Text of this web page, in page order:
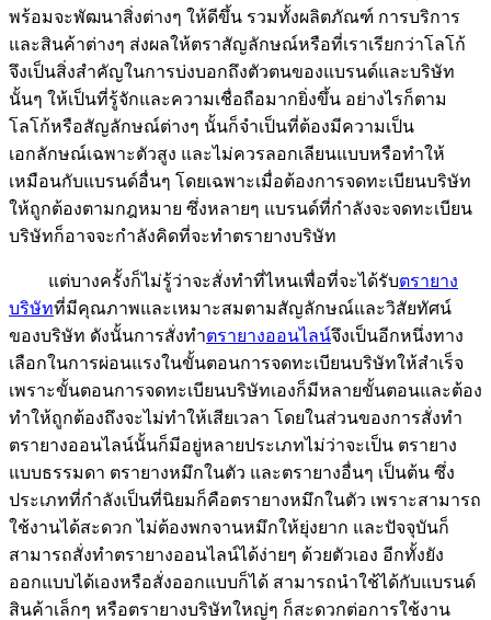
พร้อมจะพัฒนาสิ่งต่างๆ ให้ดีขึ้น รวมทั้งผลิตภัณฑ์ การบริการ
และสินค้าต่างๆ ส่งผลให้ตราสัญลักษณ์หรือที่เราเรียกว่าโลโก้
จึงเป็นสิ่งสำคัญในการบ่งบอกถึงตัวตนของแบรนด์และบริษัท
นั้นๆ ให้เป็นที่รู้จักและความเชื่อถือมากยิ่งขึ้น อย่างไรก็ตาม
โลโก้หรือสัญลักษณ์ต่างๆ นั้นก็จำเป็นที่ต้องมีความเป็น
เอกลักษณ์เฉพาะตัวสูง และไม่ควรลอกเลียนแบบหรือทำให้
เหมือนกับแบรนด์อื่นๆ โดยเฉพาะเมื่อต้องการจดทะเบียนบริษัท
ให้ถูกต้องตามกฎหมาย ซึ่งหลายๆ แบรนด์ที่กำลังจะจดทะเบียน
บริษัทก็อาจจะกำลังคิดที่จะทำตรายางบริษัท
แต่บางครั้งก็ไม่รู้ว่าจะสั่งทำที่ไหนเพื่อที่จะได้รับตรายาง
บริษัทที่มีคุณภาพและเหมาะสมตามสัญลักษณ์และวิสัยทัศน์
ของบริษัท ดังนั้นการสั่งทำตรายางออนไลน์จึงเป็นอีกหนึ่งทาง
เลือกในการผ่อนแรงในขั้นตอนการจดทะเบียนบริษัทให้สำเร็จ
เพราะขั้นตอนการจดทะเบียนบริษัทเองก็มีหลายขั้นตอนและต้อง
ทำให้ถูกต้องถึงจะไม่ทำให้เสียเวลา โดยในส่วนของการสั่งทำ
ตรายางออนไลน์นั้นก็มีอยู่หลายประเภทไม่ว่าจะเป็น ตรายาง
แบบธรรมดา ตรายางหมึกในตัว และตรายางอื่นๆ เป็นต้น ซึ่ง
ประเภทที่กำลังเป็นที่นิยมก็คือตรายางหมึกในตัว เพราะสามารถ
ใช้งานได้สะดวก ไม่ต้องพกจานหมึกให้ยุ่งยาก และปัจจุบันก็
สามารถสั่งทำตรายางออนไลน์ได้ง่ายๆ ด้วยตัวเอง อีกทั้งยัง
ออกแบบได้เองหรือสั่งออกแบบก็ได้ สามารถนำใช้ได้กับแบรนด์
สินค้าเล็กๆ หรือตรายางบริษัทใหญ่ๆ ก็สะดวกต่อการใช้งาน